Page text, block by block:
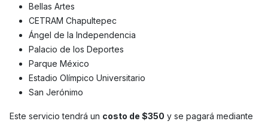
Bellas Artes
CETRAM Chapultepec
Ángel de la Independencia
Palacio de los Deportes
Parque México
Estadio Olímpico Universitario
San Jerónimo
Este servicio tendrá un costo de $350 y se pagará mediante